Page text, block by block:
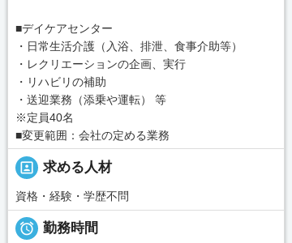
■デイケアセンター
・日常生活介護（入浴、排泄、食事介助等）
・レクリエーションの企画、実行
・リハビリの補助
・送迎業務（添乗や運転） 等
※定員40名
■変更範囲：会社の定める業務
portrait 求める人材
資格・経験・学歴不問
 勤務時間